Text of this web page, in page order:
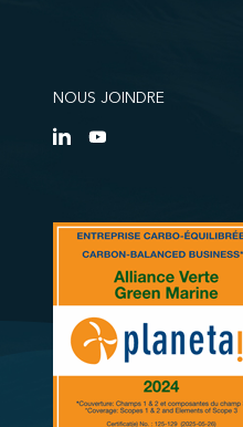
NOUS JOINDRE